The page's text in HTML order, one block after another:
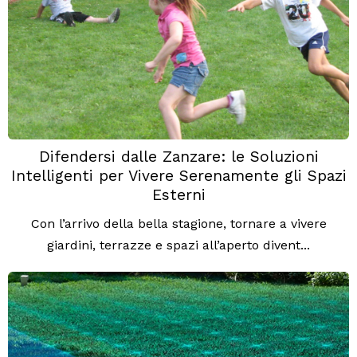
Difendersi dalle Zanzare: le Soluzioni
Intelligenti per Vivere Serenamente gli Spazi
Esterni
Con l’arrivo della bella stagione, tornare a vivere
giardini, terrazze e spazi all’aperto divent...